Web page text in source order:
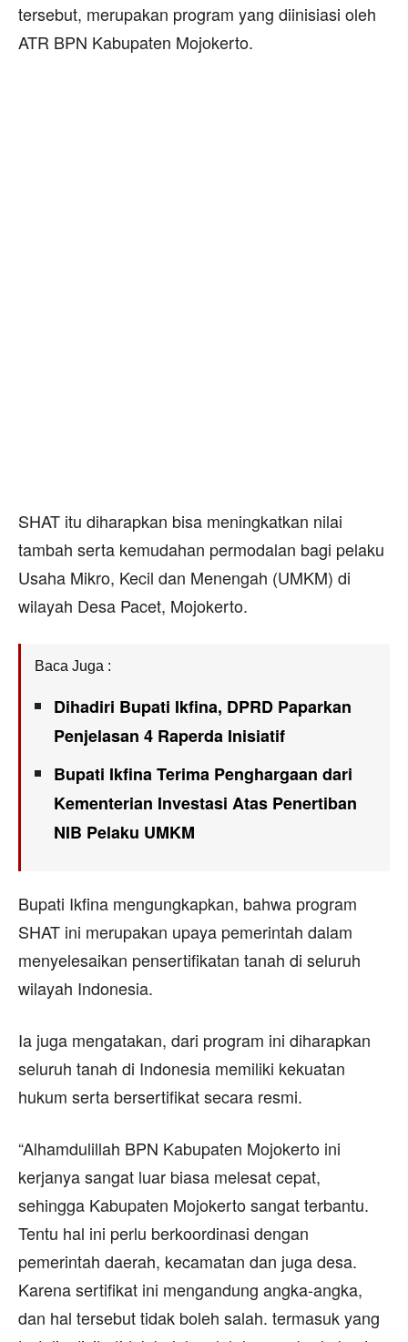
tersebut, merupakan program yang diinisiasi oleh
ATR BPN Kabupaten Mojokerto.
SHAT itu diharapkan bisa meningkatkan nilai
tambah serta kemudahan permodalan bagi pelaku
Usaha Mikro, Kecil dan Menengah (UMKM) di
wilayah Desa Pacet, Mojokerto.
Baca Juga :
Dihadiri Bupati Ikfina, DPRD Paparkan
Penjelasan 4 Raperda Inisiatif
Bupati Ikfina Terima Penghargaan dari
Kementerian Investasi Atas Penertiban
NIB Pelaku UMKM
Bupati Ikfina mengungkapkan, bahwa program
SHAT ini merupakan upaya pemerintah dalam
menyelesaikan pensertifikatan tanah di seluruh
wilayah Indonesia.
Ia juga mengatakan, dari program ini diharapkan
seluruh tanah di Indonesia memiliki kekuatan
hukum serta bersertifikat secara resmi.
“Alhamdulillah BPN Kabupaten Mojokerto ini
kerjanya sangat luar biasa melesat cepat,
sehingga Kabupaten Mojokerto sangat terbantu.
Tentu hal ini perlu berkoordinasi dengan
pemerintah daerah, kecamatan dan juga desa.
Karena sertifikat ini mengandung angka-angka,
dan hal tersebut tidak boleh salah. termasuk yang